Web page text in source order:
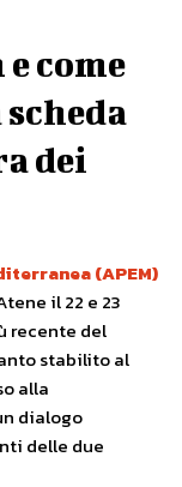
e come
dei
(APEM)
il 22 e 23
recente del
stabilito al
alla
dialogo
delle due